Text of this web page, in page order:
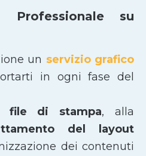
Professionale su
un servizio grafico
in ogni fase del
file di stampa, alla
del layout
dei contenuti